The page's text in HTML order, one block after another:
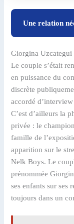
Une relation
Giorgina Uzcategui
Le couple s’était
en puissance du
discrète
accordé
C’est d’ailleurs la
privée : le
famille de
apparition sur le
Nelk Boys. Le
prénommée
ses enfants sur ses
toujours dans un